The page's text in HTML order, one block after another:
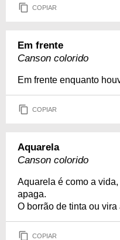
COPIAR
Em frente
Canson colorido
Em frente enquanto
COPIAR
Aquarela
Canson colorido
Aquarela é como a
apaga.
O borrão de tinta ou
COPIAR